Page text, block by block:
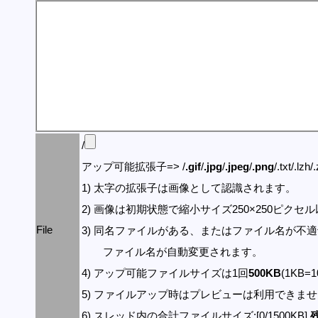
File
/
アップ可能拡張子=> /.gif/.jpg/.jpeg/.png/.txt/.lzh/
1) 太字の拡張子は画像として認識されます。
2) 画像は初期状態で縮小サイズ250×250ピクセ
3) 同名ファイルがある、またはファイル名が不
ファイル名が自動変更されます。
4) アップ可能ファイルサイズは1回500KB
5) ファイルアップ時はプレビューは利用できま
6) スレッド内の合計ファイルサイズ:[0/1500KB]